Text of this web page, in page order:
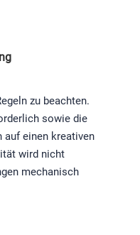
zu beachten.
sowie die
auf einen kreativen
wird nicht
mechanisch